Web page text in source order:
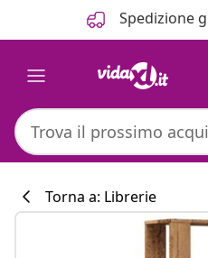
Spedizione
Torna a: Librerie